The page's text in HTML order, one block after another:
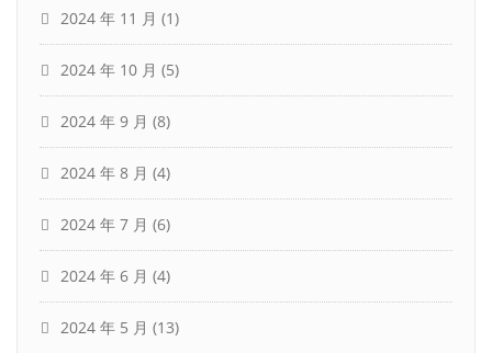
2024 年 11 月 (1)
2024 年 10 月 (5)
2024 年 9 月 (8)
2024 年 8 月 (4)
2024 年 7 月 (6)
2024 年 6 月 (4)
2024 年 5 月 (13)